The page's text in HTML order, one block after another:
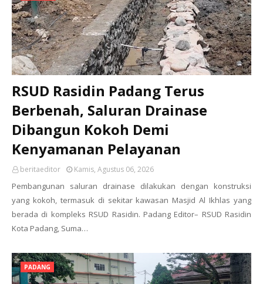
RSUD Rasidin Padang Terus
Berbenah, Saluran Drainase
Dibangun Kokoh Demi
Kenyamanan Pelayanan
beritaeditor Kamis, Agustus 06, 2026
Pembangunan saluran drainase dilakukan dengan konstruksi
yang kokoh, termasuk di sekitar kawasan Masjid Al Ikhlas yang
berada di kompleks RSUD Rasidin. Padang Editor– RSUD Rasidin
Kota Padang, Suma…
PADANG